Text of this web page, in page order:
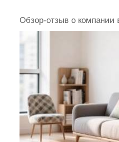
Обзор-отзыв о компании